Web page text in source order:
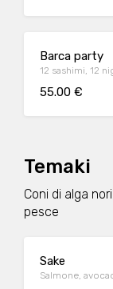
Barca party
12 sashimi, 12
55.00 €
Temaki
Coni di alga
pesce
Sake
Salmone,